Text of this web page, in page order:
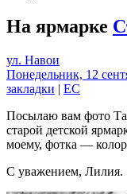
На ярмарке
ул. Навои
Понедельник, 12
закладки | EC
Посылаю вам фото
старой детской
моему, фотка —
С уважением, Лилия.